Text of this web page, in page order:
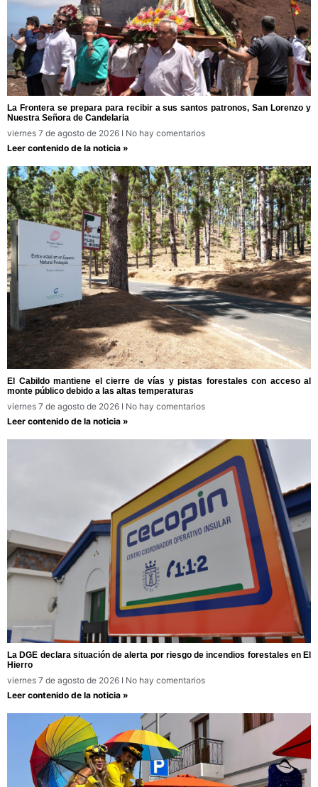
La Frontera se prepara para recibir a sus santos patronos, San Lorenzo y
Nuestra Señora de Candelaria
viernes 7 de agosto de 2026
No hay comentarios
Leer contenido de la noticia »
El Cabildo mantiene el cierre de vías y pistas forestales con acceso al
monte público debido a las altas temperaturas
viernes 7 de agosto de 2026
No hay comentarios
Leer contenido de la noticia »
La DGE declara situación de alerta por riesgo de incendios forestales en El
Hierro
viernes 7 de agosto de 2026
No hay comentarios
Leer contenido de la noticia »